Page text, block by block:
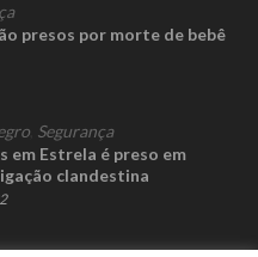
presos por morte de bebê
Segurança
em Estrela é preso em
clandestina